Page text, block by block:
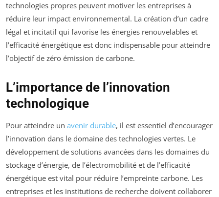
technologies propres peuvent motiver les entreprises à
réduire leur impact environnemental. La création d’un cadre
légal et incitatif qui favorise les énergies renouvelables et
l’efficacité énergétique est donc indispensable pour atteindre
l’objectif de zéro émission de carbone.
L’importance de l’innovation
technologique
Pour atteindre un avenir durable, il est essentiel d’encourager
l’innovation dans le domaine des technologies vertes. Le
développement de solutions avancées dans les domaines du
stockage d’énergie, de l’électromobilité et de l’efficacité
énergétique est vital pour réduire l’empreinte carbone. Les
entreprises et les institutions de recherche doivent collaborer